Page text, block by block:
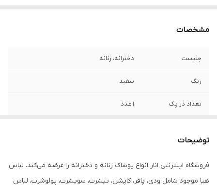
مشخصات
جنیست دخترانه، زنانه
رنگ سفید
تعداد در پک 1 عدد
3XL
توضیحات
فروشگاه اینترنتی انار انواع پوشاک زنانه و دخترانه را عرضه می‌کند. لباس
هیا موجود شامل ودی، پافر، کاپشن، تیشرت، سویشرت، پولوشرت، لباس